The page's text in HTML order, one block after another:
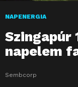
NAPENERGIA
Szingapúr
napelem
Sembcorp